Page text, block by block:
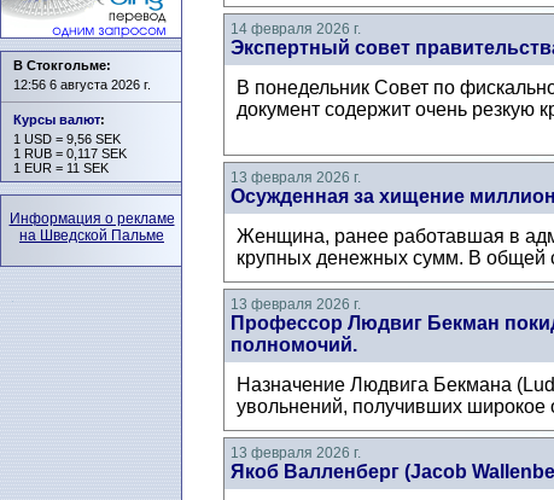
14 февраля 2026 г.
Экспертный совет
В понедельник Совет по
документ содержит очень резкую
13 февраля 2026 г.
Осужденная за хищение
Женщина, ранее работавшая в
крупных денежных сумм. В общей
13 февраля 2026 г.
Профессор Людвиг Бекман
полномочий.
Назначение Людвига Бекмана
увольнений, получивших
13 февраля 2026 г.
Якоб Валленберг (Jacob
В Стокгольме:
12:56 6 августа 2026 г.
Курсы валют:
1 USD = 9,56 SEK
1 RUB = 0,117 SEK
1 EUR = 11 SEK
Информация о рекламе
на Шведской Пальме